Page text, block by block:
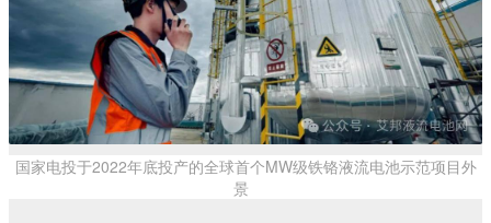
国家电投于2022年底投产的全球首个MW级铁铬液流电池示范项目外
景